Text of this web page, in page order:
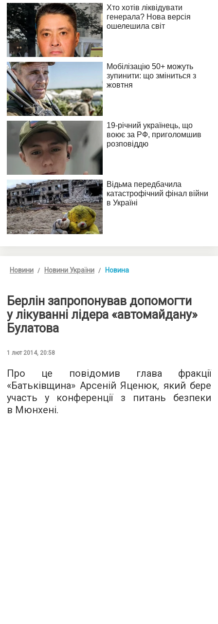
Новини Новини України Новина
Берлін запропонував допомогти
у лікуванні лідера «автомайдану»
Булатова
1 лют 2014, 20:58
Про це повідомив глава фракції
«Батьківщина» Арсеній Яценюк, який бере
участь у конференції з питань безпеки
в Мюнхені.